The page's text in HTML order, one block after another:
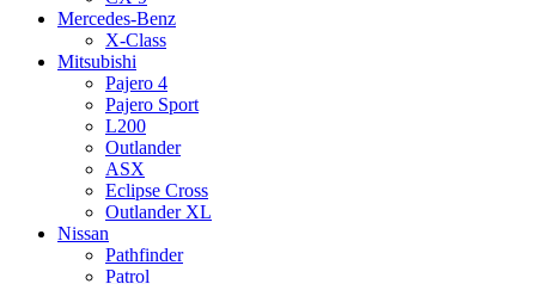
Mercedes-Benz
X-Class
Mitsubishi
Pajero 4
Pajero Sport
L200
Outlander
ASX
Eclipse Cross
Outlander XL
Nissan
Pathfinder
Patrol